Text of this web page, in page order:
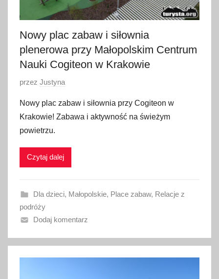
0
2
4
Nowy plac zabaw i siłownia
plenerowa przy Małopolskim Centrum
Nauki Cogiteon w Krakowie
O
u
b
l
i
a
n
o
1
k
przez Justyna
Nowy plac zabaw i siłownia przy Cogiteon w
Krakowie! Zabawa i aktywność na świeżym
powietrzu.
Czytaj dalej
Dla dzieci, Małopolskie, Place zabaw, Relacje z
podróży
Dodaj komentarz